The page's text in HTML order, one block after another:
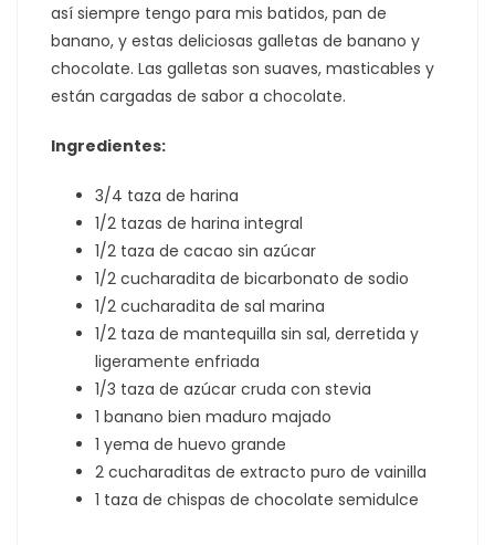
así siempre tengo para mis batidos, pan de
banano, y estas deliciosas galletas de banano y
chocolate. Las galletas son suaves, masticables y
están cargadas de sabor a chocolate.
Ingredientes:
3/4 taza de harina
1/2 tazas de harina integral
1/2 taza de cacao sin azúcar
1/2 cucharadita de bicarbonato de sodio
1/2 cucharadita de sal marina
1/2 taza de mantequilla sin sal, derretida y
ligeramente enfriada
1/3 taza de azúcar cruda con stevia
1 banano bien maduro majado
1 yema de huevo grande
2 cucharaditas de extracto puro de vainilla
1 taza de chispas de chocolate semidulce